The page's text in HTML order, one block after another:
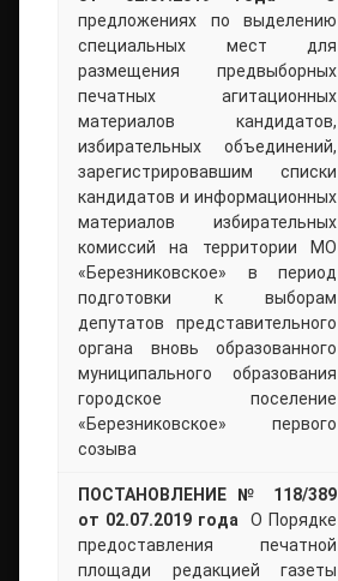
предложениях по выделению
специальных мест для
размещения предвыборных
печатных агитационных
материалов кандидатов,
избирательных объединений,
зарегистрировавшим списки
кандидатов и информационных
материалов избирательных
комиссий на территории МО
«Березниковское» в период
подготовки к выборам
депутатов представительного
органа вновь образованного
муниципального образования
городское поселение
«Березниковское» первого
созыва
ПОСТАНОВЛЕНИЕ № 118/389
от 02.07.2019 года О Порядке
предоставления печатной
площади редакцией газеты